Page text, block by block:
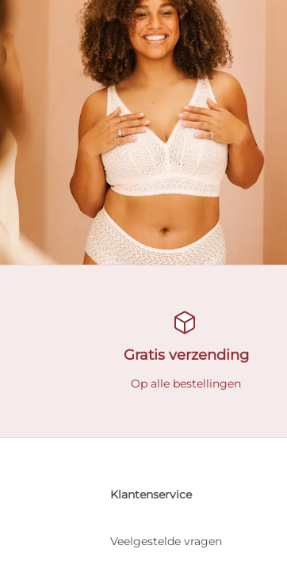
Gratis verzending
Op alle bestellingen
Klantenservice
Veelgestelde vragen